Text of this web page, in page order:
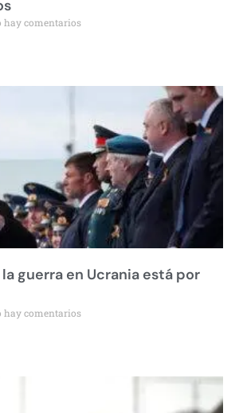
hay comentarios
guerra en Ucrania está por
hay comentarios